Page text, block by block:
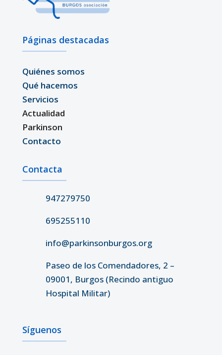
Páginas destacadas
Quiénes somos
Qué hacemos
Servicios
Actualidad
Parkinson
Contacto
Contacta
947279750
695255110
info@parkinsonburgos.org
Paseo de los Comendadores, 2 –
09001, Burgos (Recindo antiguo
Hospital Militar)
Síguenos